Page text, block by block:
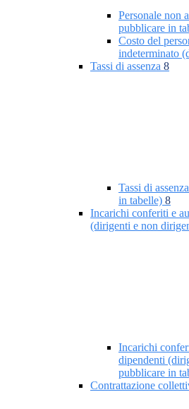
Personale non
pubblicare in
Costo del
indeterminato
Tassi di assenza 8
Tassi di
in tabelle) 8
Incarichi conferiti e
(dirigenti e non
Incarichi
dipendenti
pubblicare in
Contrattazione